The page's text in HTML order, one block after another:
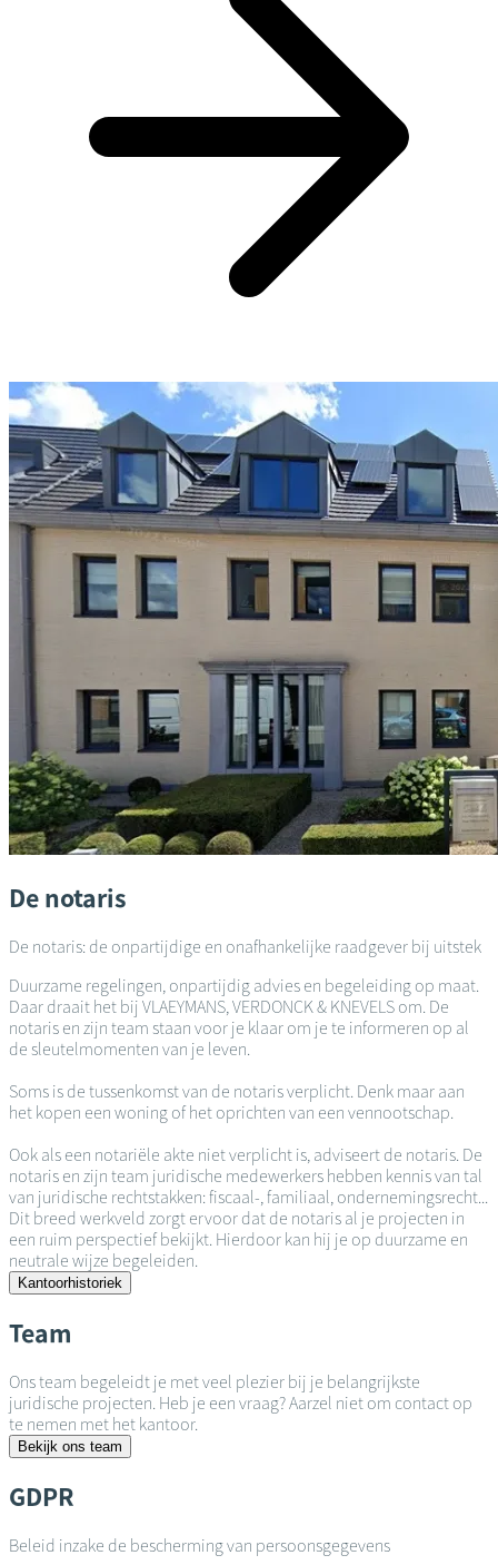
De notaris
De notaris: de onpartijdige en onafhankelijke raadgever bij uitstek
Duurzame regelingen, onpartijdig advies en begeleiding op maat.
Daar draait het bij VLAEYMANS, VERDONCK & KNEVELS om. De
notaris en zijn team staan voor je klaar om je te informeren op al
de sleutelmomenten van je leven.
Soms is de tussenkomst van de notaris verplicht. Denk maar aan
het kopen een woning of het oprichten van een vennootschap.
Ook als een notariële akte niet verplicht is, adviseert de notaris. De
notaris en zijn team juridische medewerkers hebben kennis van tal
van juridische rechtstakken: fiscaal-, familiaal, ondernemingsrecht...
Dit breed werkveld zorgt ervoor dat de notaris al je projecten in
een ruim perspectief bekijkt. Hierdoor kan hij je op duurzame en
neutrale wijze begeleiden.
Kantoorhistoriek
Team
Ons team begeleidt je met veel plezier bij je belangrijkste
juridische projecten. Heb je een vraag? Aarzel niet om contact op
te nemen met het kantoor.
Bekijk ons team
GDPR
Beleid inzake de bescherming van persoonsgegevens